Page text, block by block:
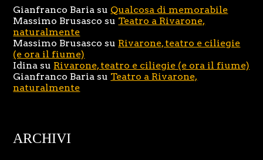
Gianfranco Baria su Qualcosa di memorabile
Massimo Brusasco su Teatro a Rivarone,
naturalmente
Massimo Brusasco su Rivarone, teatro e ciliegie
(e ora il fiume)
Idina su Rivarone, teatro e ciliegie (e ora il fiume)
Gianfranco Baria su Teatro a Rivarone,
naturalmente
ARCHIVI